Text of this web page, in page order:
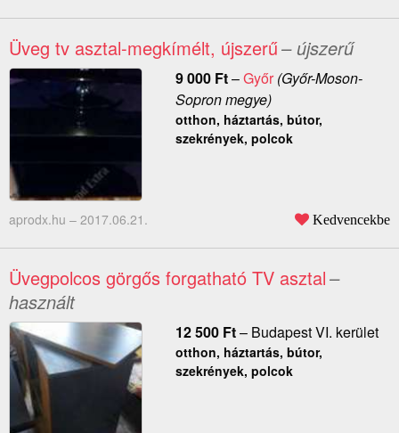
Üveg tv asztal-megkímélt, újszerű– újszerű
9 000 Ft–Győr(Győr-Moson-
Sopron megye)
otthon, háztartás, bútor,
szekrények, polcok
aprodx.hu – 2017.06.21. Kedvencekbe
Üvegpolcos görgős forgatható TV asztal–
használt
12 500 Ft– Budapest VI. kerület
otthon, háztartás, bútor,
szekrények, polcok